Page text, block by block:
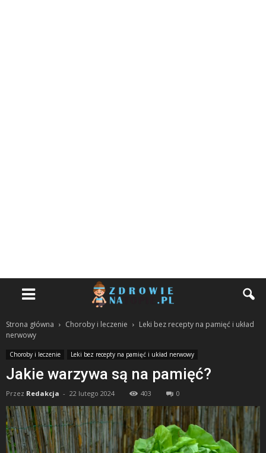
Strona główna Choroby i leczenie
Leki bez recepty na pamięć i układ
nerwowy
Choroby i leczenie Leki bez recepty na pamięć i układ nerwowy
Jakie warzywa są na pamięć?
Przez Redakcja - 22 lutego 2024 403 0